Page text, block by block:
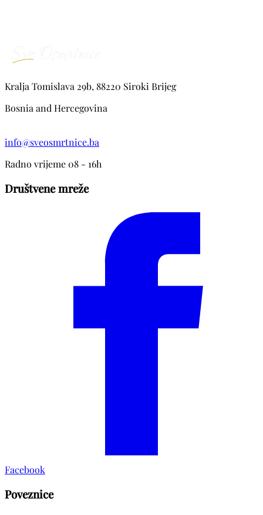
Kralja Tomislava 29b, 88220 Siroki Brijeg
Bosnia and Hercegovina
info@sveosmrtnice.ba
Radno vrijeme 08 - 16h
Društvene mreže
Facebook
Poveznice